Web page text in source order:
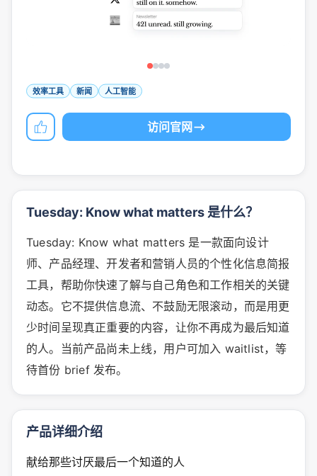
效率工具 新闻 人工智能
访问官网
Tuesday: Know what matters 是什么？
Tuesday: Know what matters 是一款面向设计
师、产品经理、开发者和营销人员的个性化信息简报
工具，帮助你快速了解与自己角色和工作相关的关键
动态。它不提供信息流、不鼓励无限滚动，而是用更
少时间呈现真正重要的内容，让你不再成为最后知道
的人。当前产品尚未上线，用户可加入 waitlist，等
待首份 brief 发布。
产品详细介绍
献给那些讨厌最后一个知道的人